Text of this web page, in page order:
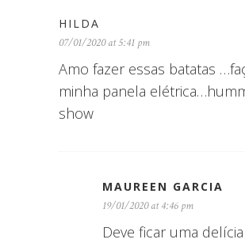
HILDA
07/01/2020 at 5:41 pm
Amo fazer essas batatas
minha panela
show
MAUREEN GARCIA
19/01/2020 at 4:46 pm
Deve ficar uma